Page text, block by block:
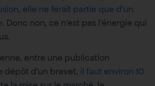
elle ne ferait partie que d’un
. Donc non, ce n’est pas l’énergie qui
entre une publication
dépôt d’un brevet, il faut environ 10